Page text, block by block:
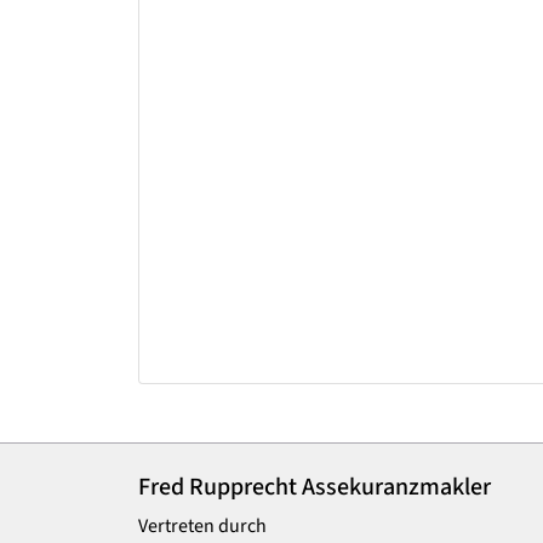
Fred Rupprecht Assekuranzmakler
Vertreten durch